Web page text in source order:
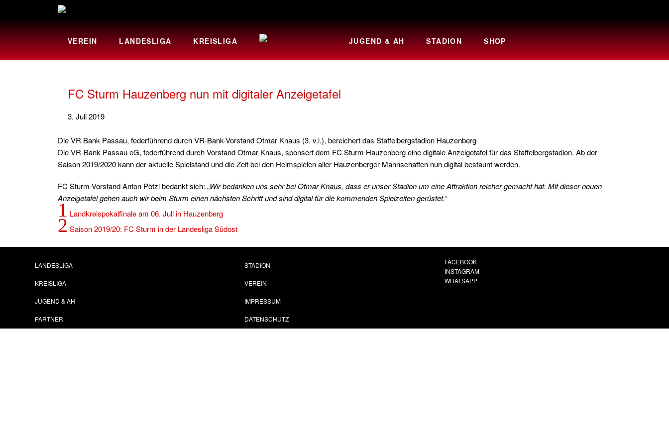
VEREIN LANDESLIGA KREISLIGA JUGEND & AH STADION SHOP
FC Sturm Hauzenberg nun mit digitaler Anzeigetafel
3. Juli 2019
Die VR Bank Passau, federführend durch VR-Bank-Vorstand Otmar Knaus (3. v.l.), bereichert das Staffelbergstadion Hauzenberg
Die VR-Bank Passau eG, federführend durch Vorstand Otmar Knaus, sponsert dem FC Sturm Hauzenberg eine digitale Anzeigetafel für das Staffelbergstadion. Ab der
Saison 2019/2020 kann der aktuelle Spielstand und die Zeit bei den Heimspielen aller Hauzenberger Mannschaften nun digital bestaunt werden.
FC Sturm-Vorstand Anton Pötzl bedankt sich: „Wir bedanken uns sehr bei Otmar Knaus, dass er unser Stadion um eine Attraktion reicher gemacht hat. Mit dieser neuen
Anzeigetafel gehen auch wir beim Sturm einen nächsten Schritt und sind digital für die kommenden Spielzeiten gerüstet.“
1 Landkreispokalfinale am 06. Juli in Hauzenberg
2 Saison 2019/20: FC Sturm in der Landesliga Südost
LANDESLIGA
KREISLIGA
JUGEND & AH
PARTNER
STADION
VEREIN
IMPRESSUM
DATENSCHUTZ
FACEBOOK
INSTAGRAM
WHATSAPP